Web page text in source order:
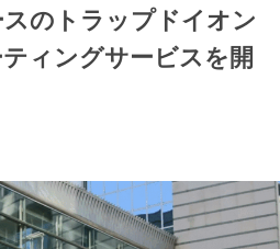
のトラップドイオン
ィングサービスを開